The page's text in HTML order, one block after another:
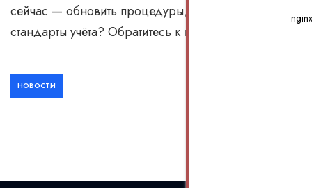
сейчас — обновить процедуры, программы и
стандарты учёта? Обратитесь к нам — подготовим
НОВОСТИ
nginx